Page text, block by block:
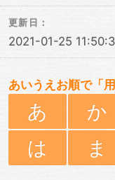
更新日：
2021-01-25
あいうえお順で「
あ か
は
ま